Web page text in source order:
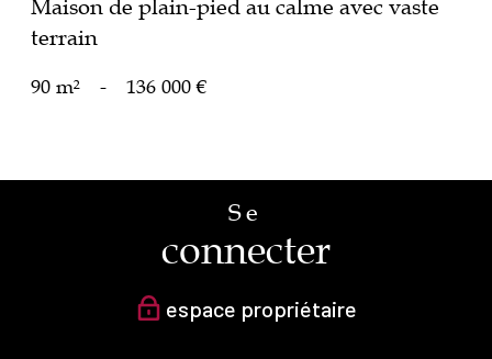
Maison de plain-pied au calme avec vaste
terrain
90 m² - 136 000 €
Se
connecter
espace propriétaire